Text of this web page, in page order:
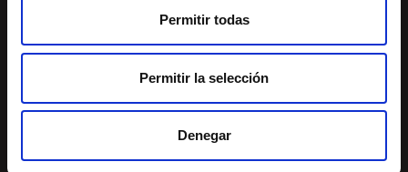
Permitir todas
Permitir la selección
Denegar